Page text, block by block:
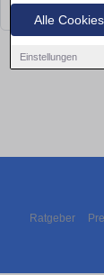
Alle
Einstellungen
Ratgeber